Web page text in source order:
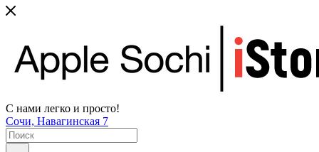
С нами легко и просто!
Сочи, Навагинская 7